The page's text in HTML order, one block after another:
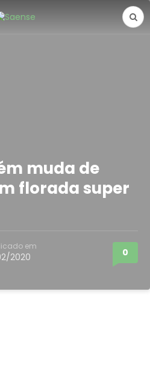
muda de
florada super
em
2020 0